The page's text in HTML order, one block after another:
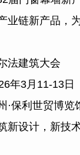
业链新产品，
法建筑大会
年3月11-13日
·保利世贸博览
新设计，新技